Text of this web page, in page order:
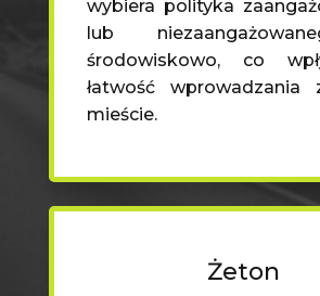
wybiera polityka
lub
środowiskowo, co
łatwość wprowadzania
mieście.
Żeton